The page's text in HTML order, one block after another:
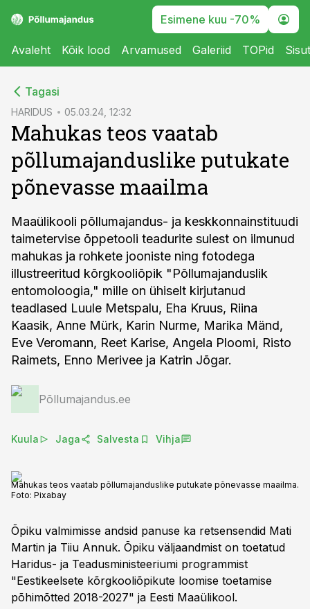
Esimene kuu -70%
Avaleht Kõik lood Arvamused Galeriid TOPid
Tagasi
HARIDUS 05.03.24, 12:32
Mahukas teos vaatab
põllumajanduslike putukate
põnevasse maailma
Maaülikooli põllumajandus- ja keskkonnainstituudi
taimetervise õppetooli teadurite sulest on ilmunud
mahukas ja rohkete jooniste ning fotodega
illustreeritud kõrgkooliõpik "Põllumajanduslik
entomoloogia," mille on ühiselt kirjutanud
teadlased Luule Metspalu, Eha Kruus, Riina
Kaasik, Anne Mürk, Karin Nurme, Marika Mänd,
Eve Veromann, Reet Karise, Angela Ploomi, Risto
Raimets, Enno Merivee ja Katrin Jõgar.
Põllumajandus.ee
Kuula Jaga Salvesta Vihja
Mahukas teos vaatab põllumajanduslike putukate põnevasse maailma.
Foto: Pixabay
Õpiku valmimisse andsid panuse ka retsensendid Mati
Martin ja Tiiu Annuk. Õpiku väljaandmist on toetatud
Haridus- ja Teadusministeeriumi programmist
"Eestikeelsete kõrgkooliõpikute loomise toetamise
põhimõtted 2018-2027" ja Eesti Maaülikool.